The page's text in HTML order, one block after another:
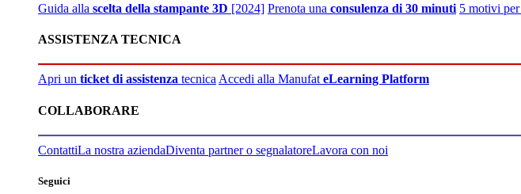
Guida alla scelta della stampante 3D [2024] Prenota una consulenza di 30 minuti 5 motivi per
ASSISTENZA TECNICA
Apri un ticket di assistenza tecnicaAccedi alla ManufateLearning Platform
COLLABORARE
ContattiLa nostra aziendaDiventa partner o segnalatoreLavora con noi
Seguici